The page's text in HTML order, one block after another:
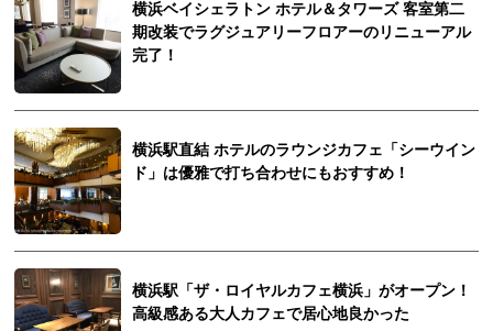
横浜ベイシェラトン ホテル＆タワーズ 客室第二
期改装でラグジュアリーフロアーのリニューアル
完了！
横浜駅直結 ホテルのラウンジカフェ「シーウイン
ド」は優雅で打ち合わせにもおすすめ！
横浜駅「ザ・ロイヤルカフェ横浜」がオープン！
高級感ある大人カフェで居心地良かった